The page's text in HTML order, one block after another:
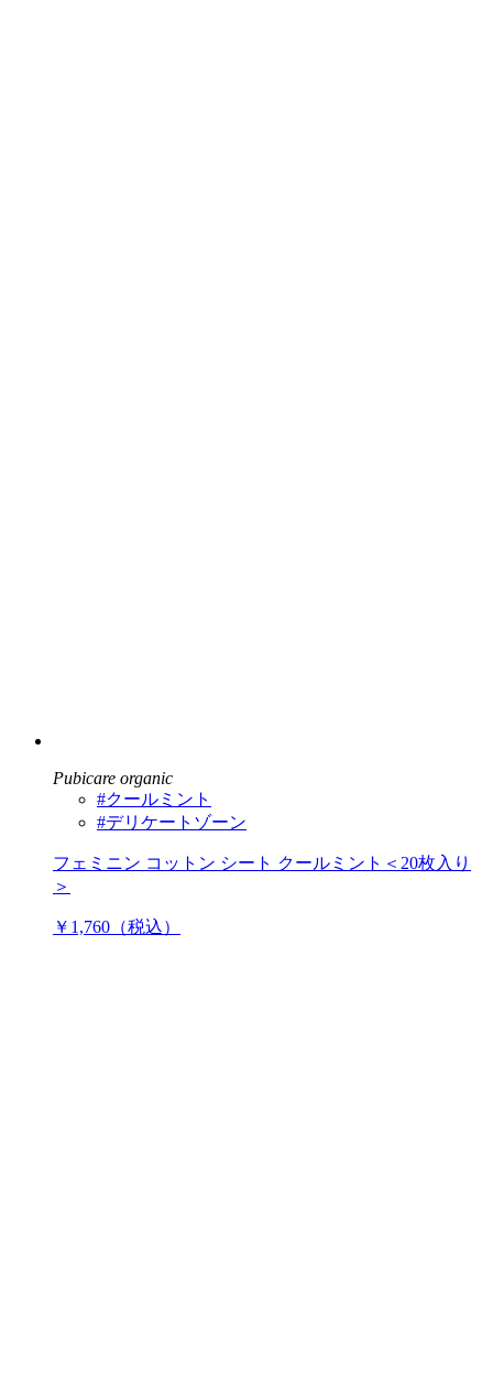
Pubicare organic
#クールミント
#デリケートゾーン
フェミニン コットン シート クールミント＜20枚入り
＞
￥1,760（税込）